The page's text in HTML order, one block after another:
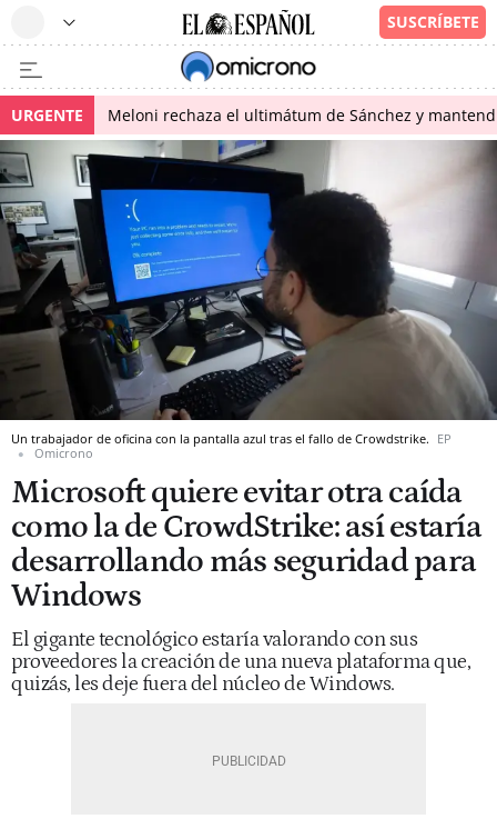
URGENTE Meloni rechaza el ultimátum de Sánchez y
Un trabajador de oficina con la pantalla azul tras el fallo de Crowdstrike. EP
Omicrono
Microsoft quiere evitar otra caída
como la de CrowdStrike: así estaría
desarrollando más seguridad para
Windows
El gigante tecnológico estaría valorando con sus
proveedores la creación de una nueva plataforma que,
quizás, les deje fuera del núcleo de Windows.